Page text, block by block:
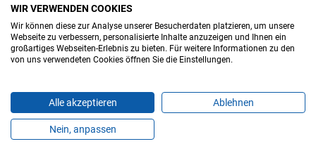
Produkte Favoriten Themen
AGB Privacy Policy
Impressum
Cookie-Einstellungen ändern
Verwaltung
WIR VERWENDEN COOKIES
Wir können diese zur Analyse unserer Besucherdaten platzieren, um unsere
Webseite zu verbessern, personalisierte Inhalte anzuzeigen und Ihnen ein
großartiges Webseiten-Erlebnis zu bieten. Für weitere Informationen zu den
von uns verwendeten Cookies öffnen Sie die Einstellungen.
Alle akzeptieren Ablehnen
Nein, anpassen